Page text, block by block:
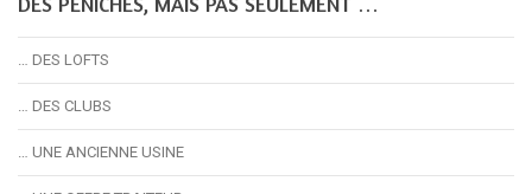
… DES LOFTS
… DES CLUBS
… UNE ANCIENNE USINE